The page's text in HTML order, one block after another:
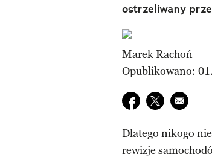
ostrzeliwany
Marek Rachoń
Opublikowano:
Udostępnij na
Udostępnij
E-mail
Dlatego nikogo
rewizje